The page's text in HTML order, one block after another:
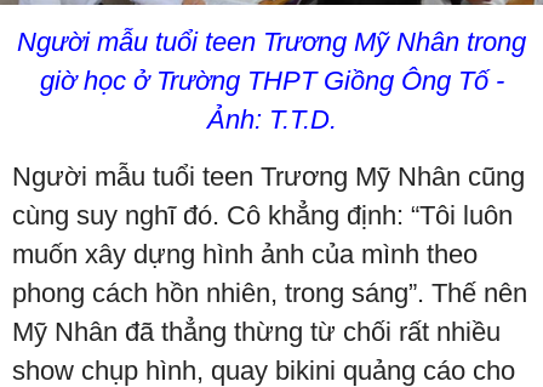
Người mẫu tuổi teen Trương Mỹ Nhân trong
giờ học ở Trường THPT Giồng Ông Tố -
Ảnh: T.T.D.
Người mẫu tuổi teen Trương Mỹ Nhân cũng
cùng suy nghĩ đó. Cô khẳng định: “Tôi luôn
muốn xây dựng hình ảnh của mình theo
phong cách hồn nhiên, trong sáng”. Thế nên
Mỹ Nhân đã thẳng thừng từ chối rất nhiều
show chụp hình, quay bikini quảng cáo cho